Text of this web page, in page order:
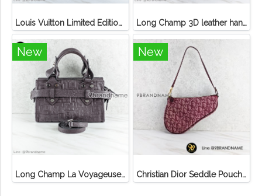
Louis Vuitton Limited Edition Monogram Canvas Sofia Coppola SC Bag Long Champ 3D leather handbag
New
Long Champ La Voyageuse Bag Leather
New
Christian Dior Seddle Pouch Accessory Hand Bag